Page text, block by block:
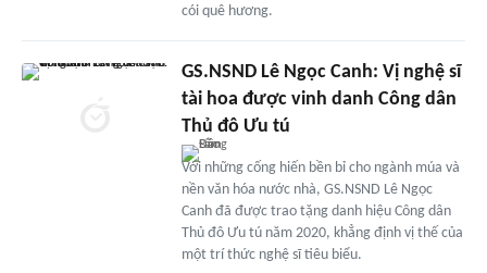
cói quê hương.
GS.NSND Lê Ngọc Canh: Vị nghệ sĩ
tài hoa được vinh danh Công dân
Thủ đô Ưu tú
Với những cống hiến bền bỉ cho ngành múa và
nền văn hóa nước nhà, GS.NSND Lê Ngọc
Canh đã được trao tặng danh hiệu Công dân
Thủ đô Ưu tú năm 2020, khẳng định vị thế của
một trí thức nghệ sĩ tiêu biểu.